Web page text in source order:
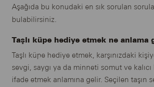
Aşağıda bu konudaki en sık sorulan
bulabilirsiniz.
Taşlı küpe hediye etmek ne anlama
Taşlı küpe hediye etmek, karşınızdaki
sevgi, saygı ya da minneti somut ve
ifade etmek anlamına gelir. Seçilen taşın